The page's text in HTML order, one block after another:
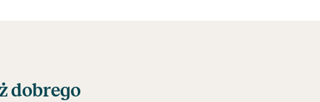
dobrego